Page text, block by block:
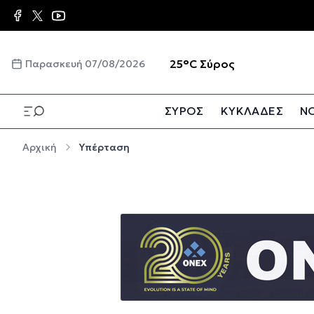
Παράκαμψη προς το κυρίως περιεχόμενο
Παρασκευή 07/08/2026 25°C Σύρος
ΣΥΡΟΣ ΚΥΚΛΑΔΕΣ
Αρχική Υπέρταση